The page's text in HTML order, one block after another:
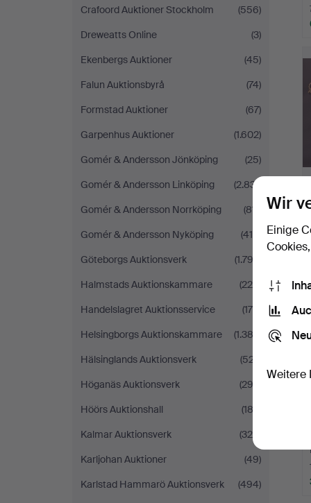
Crafoord Auktioner Stockholm
(556)
Dreweatts Online
(3)
Ekenbergs Auktioner
(45)
Falun Auktionsbyrå
(74)
Formstad Auktioner
(67)
Garpenhus Auktioner
(1.602)
Gomér & Andersson Jönköping
(25)
Gomér & Andersson Linköping
(2.831)
Gomér & Andersson Norrköping
(811)
Gomér & Andersson Nyköping
(416)
Göteborgs Auktionsverk
(1.792)
Halmstads Auktionskammare
(220)
Handelslagret Auktionsservice
(170)
Helsingborgs Auktionskammare
(1.382)
Hälsinglands Auktionsverk
(527)
Höganäs Auktionsverk
(292)
Höörs Auktionshall
(183)
Kalmar Auktionsverk
(320)
Karljohan Auktioner
(49)
Karlstad Hammarö Auktionsverk
(494)
Wir
Einige
Weitere